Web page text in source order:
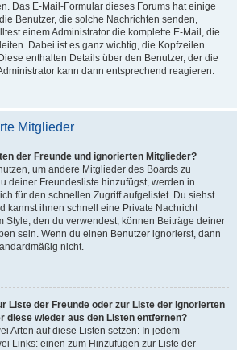
Das E-Mail-Formular dieses Forums hat einige
Benutzer, die solche Nachrichten senden,
einem Administrator die komplette E-Mail, die
Dabei ist es ganz wichtig, die Kopfzeilen
enthalten Details über den Benutzer, der die
kann dann entsprechend reagieren.
Mitglieder
der Freunde und ignorierten Mitglieder?
um andere Mitglieder des Boards zu
deiner Freundesliste hinzufügst, werden in
für den schnellen Zugriff aufgelistet. Du siehst
kannst ihnen schnell eine Private Nachricht
Style, den du verwendest, können Beiträge deiner
sein. Wenn du einen Benutzer ignorierst, dann
nicht.
Liste der Freunde oder zur Liste der ignorierten
diese wieder aus den Listen entfernen?
Arten auf diese Listen setzen: In jedem
Links: einen zum Hinzufügen zur Liste der